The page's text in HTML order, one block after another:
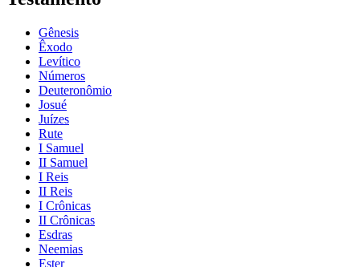
Gênesis
Êxodo
Levítico
Números
Deuteronômio
Josué
Juízes
Rute
I Samuel
II Samuel
I Reis
II Reis
I Crônicas
II Crônicas
Esdras
Neemias
Ester